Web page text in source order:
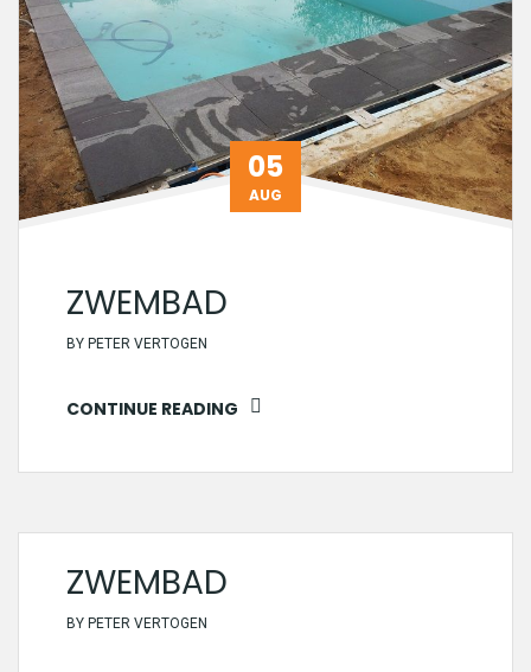
05
AUG
ZWEMBAD
BY PETER VERTOGEN
CONTINUE READING
AUG
ZWEMBAD
BY PETER VERTOGEN